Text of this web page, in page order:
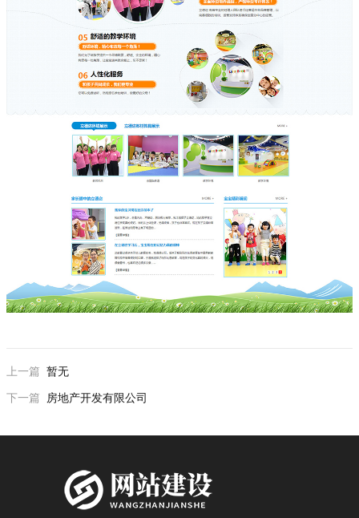
上一篇 暂无
下一篇 房地产开发有限公司